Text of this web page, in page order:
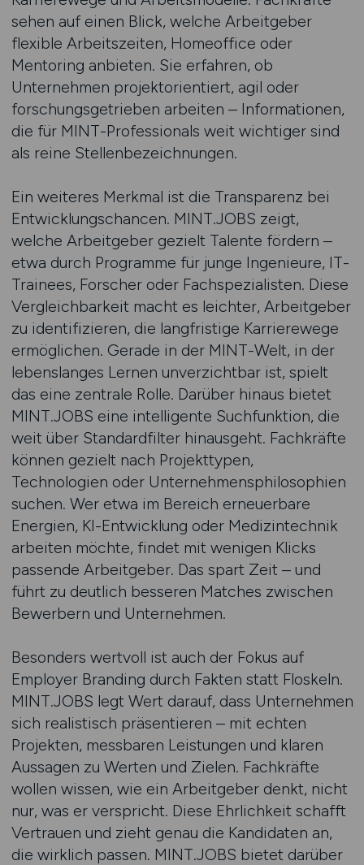
sehen auf einen Blick, welche Arbeitgeber
flexible Arbeitszeiten, Homeoffice oder
Mentoring anbieten. Sie erfahren, ob
Unternehmen projektorientiert, agil oder
forschungsgetrieben arbeiten – Informationen,
die für MINT-Professionals weit wichtiger sind
als reine Stellenbezeichnungen.
Ein weiteres Merkmal ist die Transparenz bei
Entwicklungschancen. MINT.JOBS zeigt,
welche Arbeitgeber gezielt Talente fördern –
etwa durch Programme für junge Ingenieure, IT-
Trainees, Forscher oder Fachspezialisten. Diese
Vergleichbarkeit macht es leichter, Arbeitgeber
zu identifizieren, die langfristige Karrierewege
ermöglichen. Gerade in der MINT-Welt, in der
lebenslanges Lernen unverzichtbar ist, spielt
das eine zentrale Rolle. Darüber hinaus bietet
MINT.JOBS eine intelligente Suchfunktion, die
weit über Standardfilter hinausgeht. Fachkräfte
können gezielt nach Projekttypen,
Technologien oder Unternehmensphilosophien
suchen. Wer etwa im Bereich erneuerbare
Energien, KI-Entwicklung oder Medizintechnik
arbeiten möchte, findet mit wenigen Klicks
passende Arbeitgeber. Das spart Zeit – und
führt zu deutlich besseren Matches zwischen
Bewerbern und Unternehmen.
Besonders wertvoll ist auch der Fokus auf
Employer Branding durch Fakten statt Floskeln.
MINT.JOBS legt Wert darauf, dass Unternehmen
sich realistisch präsentieren – mit echten
Projekten, messbaren Leistungen und klaren
Aussagen zu Werten und Zielen. Fachkräfte
wollen wissen, wie ein Arbeitgeber denkt, nicht
nur, was er verspricht. Diese Ehrlichkeit schafft
Vertrauen und zieht genau die Kandidaten an,
die wirklich passen. MINT.JOBS bietet darüber